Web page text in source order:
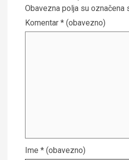
Obavezna polja su označena
Komentar * (obavezno)
Ime * (obavezno)